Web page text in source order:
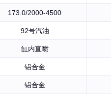
173.0/2000-4500
92号汽油
缸内直喷
铝合金
铝合金